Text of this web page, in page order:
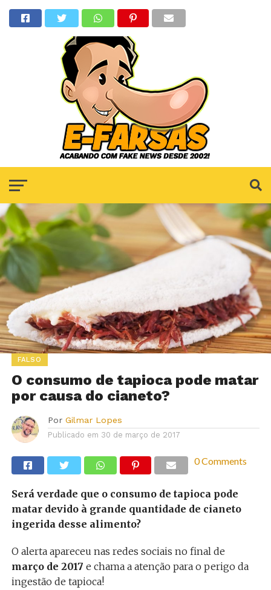
FALSO
O consumo de tapioca pode matar
por causa do cianeto?
Por Gilmar Lopes
Publicado em 30 de março de 2017
0 Comments
Será verdade que o consumo de tapioca pode
matar devido à grande quantidade de cianeto
ingerida desse alimento?
O alerta apareceu nas redes sociais no final de
março de 2017 e chama a atenção para o perigo da
ingestão de tapioca!